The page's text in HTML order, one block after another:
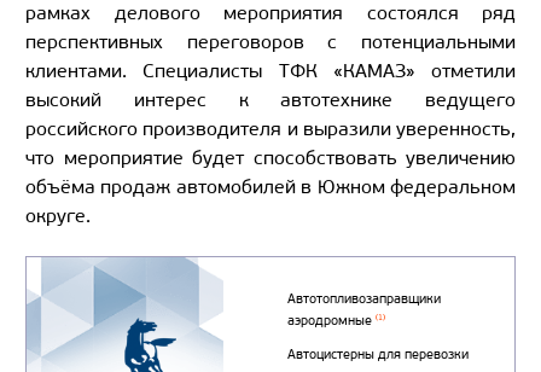
рамках делового мероприятия состоялся ряд
перспективных переговоров с потенциальными
клиентами. Специалисты ТФК «КАМАЗ» отметили
высокий интерес к автотехнике ведущего
российского производителя и выразили уверенность,
что мероприятие будет способствовать увеличению
объёма продаж автомобилей в Южном федеральном
округе.